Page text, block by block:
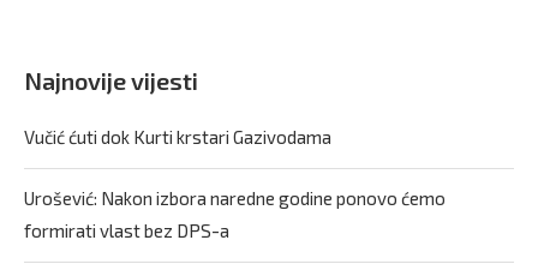
Najnovije vijesti
Vučić ćuti dok Kurti krstari Gazivodama
Urošević: Nakon izbora naredne godine ponovo ćemo
formirati vlast bez DPS-a